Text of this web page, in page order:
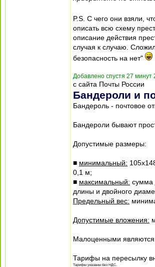
P.S. С чего они взяли,
описать всю схему
описание действия
случая к случаю.
безопасность на нет"
Добавлено спустя 27 минут
с сайта Почты России
Бандероли и
Бандероль - почтовое
Бандероли бывают
Допустимые размеры:
■ минимальный:
0,1 м;
■ максимальный: сумма
длины и двойного
Предельный вес:
Допустимые вложения:
Малоценными являются
Тарифы на пересылку
Тарифы указаны без НДС.